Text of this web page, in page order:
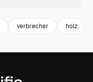
verbrecher holz